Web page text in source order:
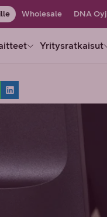
Wholesale DNA Oyj
Yritysratkaisut